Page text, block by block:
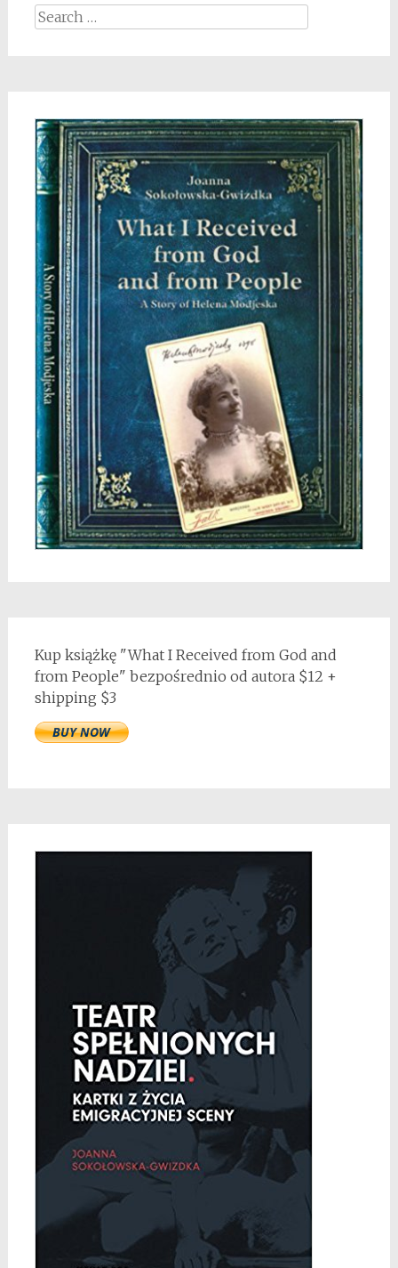
Search
Kup książkę "What I Received from God and
from People" bezpośrednio od autora $12 +
shipping $3